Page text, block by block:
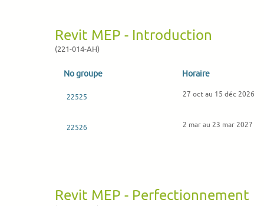
Revit MEP - Introduction
(221-014-AH)
No groupe Horaire
22525 27 oct au 15 déc 2026
22526 2 mar au 23 mar 2027
Revit MEP - Perfectionnement